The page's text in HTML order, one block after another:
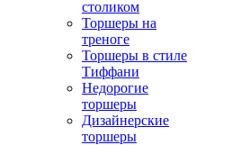
столиком
Торшеры на
треноге
Торшеры в стиле
Тиффани
Недорогие
торшеры
Дизайнерские
торшеры